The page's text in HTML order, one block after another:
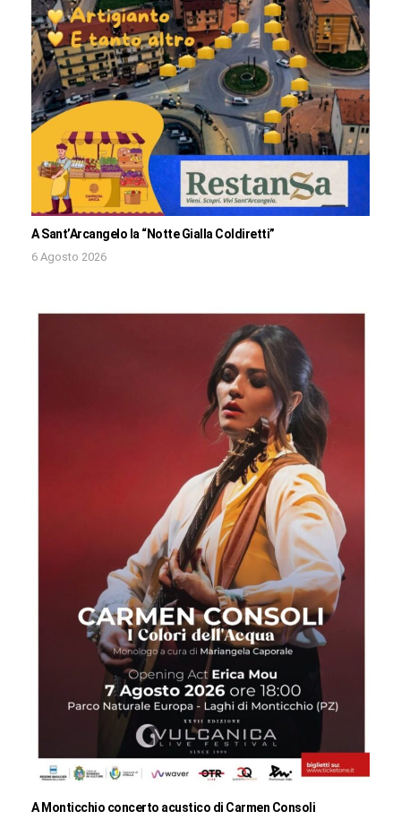
A Sant’Arcangelo la “Notte Gialla Coldiretti”
6 Agosto 2026
A Monticchio concerto acustico di Carmen Consoli